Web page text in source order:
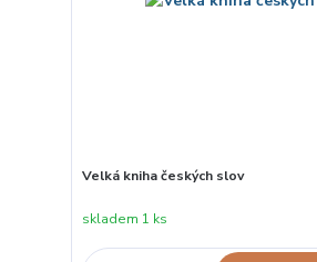
Velká kniha českých slov
skladem 1 ks